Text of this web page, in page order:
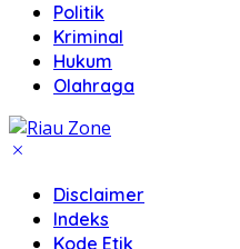
Politik
Kriminal
Hukum
Olahraga
Disclaimer
Indeks
Kode Etik